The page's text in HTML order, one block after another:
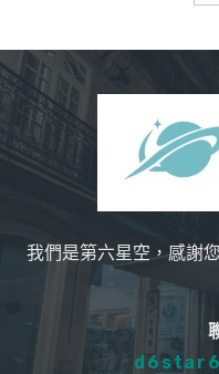
我們是第六星空，感謝